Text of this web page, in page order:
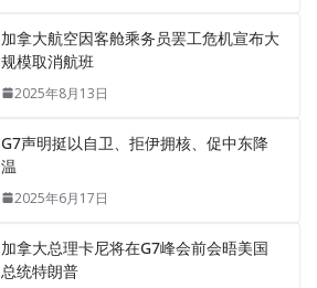
加拿大航空因客舱乘务员罢工危机宣布大
规模取消航班
2025年8月13日
G7声明挺以自卫、拒伊拥核、促中东降
温
2025年6月17日
加拿大总理卡尼将在G7峰会前会晤美国
总统特朗普